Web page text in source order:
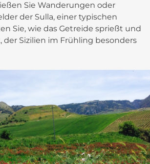
Sie Wanderungen oder
der Sulla, einer typischen
Sie, wie das Getreide sprießt und
Sizilien im Frühling besonders